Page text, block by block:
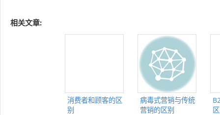
相关文章:
消费者和顾客的区
别
病毒式营销与传统
营销的区别